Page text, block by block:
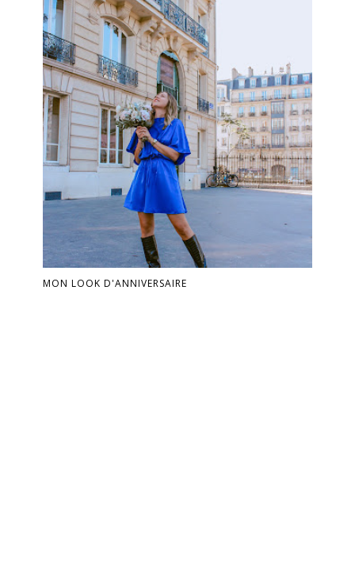
MON LOOK D'ANNIVERSAIRE